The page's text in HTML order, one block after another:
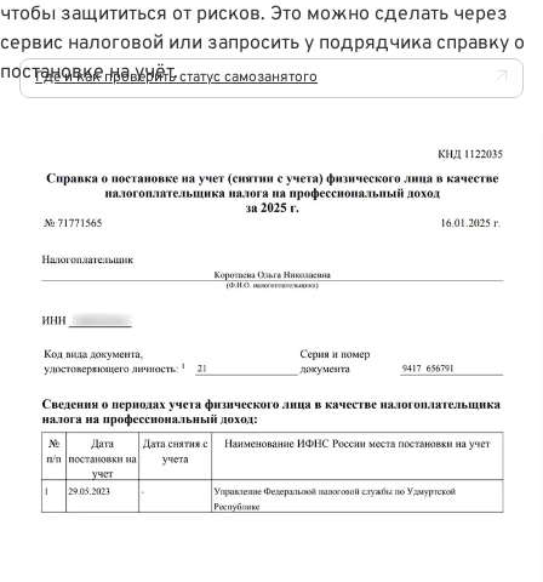
чтобы защититься от рисков. Это можно сделать через
сервис налоговой или запросить у подрядчика справку о
постановке на учëт.
Где и как проверить статус самозанятого